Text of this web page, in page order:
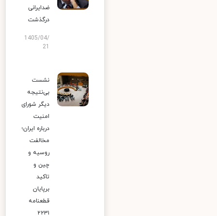
ضدایرانی
درگذشت
1405/04/
نشست
بی‌نتیجه
دیگر شورای
امنیت
درباره ایران؛
مخالفت
روسیه و
چین و
تاکید
برپایان
قطعنامه
۲۲۳۱